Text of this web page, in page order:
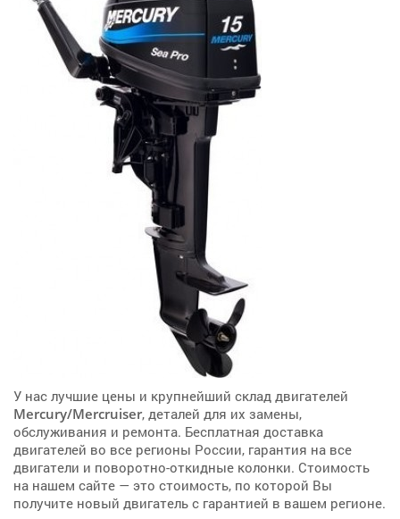
У нас лучшие цены и крупнейший склад двигателей
Mercury/Mercruiser, деталей для их замены,
обслуживания и ремонта. Бесплатная доставка
двигателей во все регионы России, гарантия на все
двигатели и поворотно-откидные колонки. Стоимость
на нашем сайте — это стоимость, по которой Вы
получите новый двигатель с гарантией в вашем регионе.